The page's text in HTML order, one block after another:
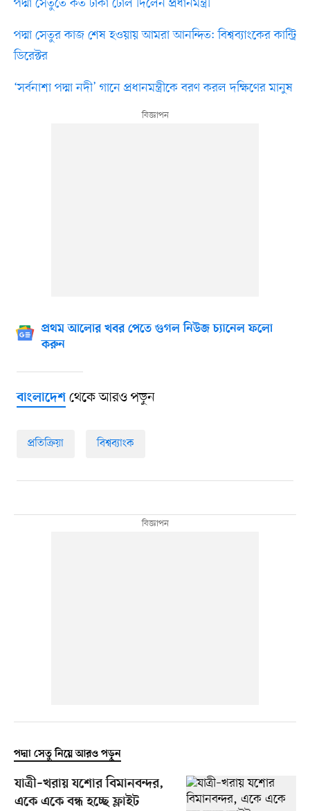
পদ্মা সেতুতে কত টাকা টোল দিলেন প্রধানমন্ত্রী
পদ্মা সেতুর কাজ শেষ হওয়ায় আমরা আনন্দিত: বিশ্বব্যাংকের কান্ট্রি
ডিরেক্টর
‘সর্বনাশা পদ্মা নদী’ গানে প্রধানমন্ত্রীকে বরণ করল দক্ষিণের মানুষ
প্রথম আলোর খবর পেতে গুগল নিউজ চ্যানেল ফলো
করুন
বাংলাদেশথেকে আরও পড়ুন
প্রতিক্রিয়া বিশ্বব্যাংক
পদ্মা সেতু নিয়ে আরও পড়ুন
যাত্রী–খরায় যশোর বিমানবন্দর,
একে একে বন্ধ হচ্ছে ফ্লাইট